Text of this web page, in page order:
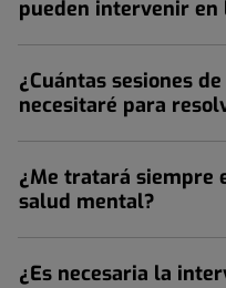
pueden intervenir en
¿Cuántas sesiones
necesitaré para
¿Me tratará siempre
salud mental?
¿Es necesaria la